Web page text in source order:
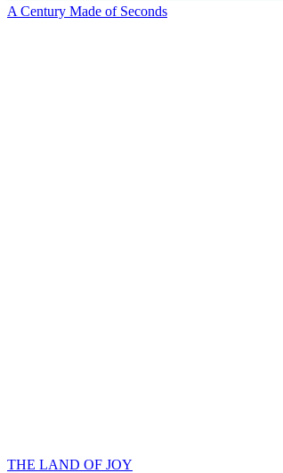
A Century Made of Seconds
THE LAND OF JOY